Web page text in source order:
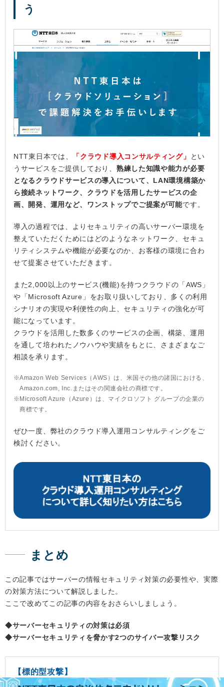
う
NTT東日本では、 「クラウド導入コンサルティング」
とい
うサービスをご提供しており、 熟練した知識や能力が必要
となるクラウドサービスの導入について、LAN環境構築か
ら接続ネットワーク、クラウドを活用したサービスの企
画、開発、運用など、ワンストップでご提案が可能です。
導入の過程では、よりセキュリティの高いサーバー環境を
整えていただくためにはどのようなネットワーク、セキュ
リティシステムや機能が必要なのか、お客様の環境に合わ
せて提案させていただきます。
また2,000以上のサービス(機能)を持つクラウドの「AWS」
や「Microsoft Azure」をお取り扱いしており、多くの利用
シナリオの実現や利便性の向上、セキュリティの強化が可
能になっています。
クラウドを活用した数多くのサービスの企画、構築、運用
を通して培われたノウハウや実績をもとに、さまざまなご
相談を承ります。
Amazon Web Services（AWS）は、米国その他の諸国における、
Amazon.com, Inc.またはその関連会社の商標です。
Microsoft Azure（Azure）は、マイクロソフト グループの企業の
商標です。
ぜひ一度、弊社のクラウド導入運用コンサルティングをご
検討ください。
まとめ
この記事ではサーバーの情報セキュリティ対策の必要性や、実際
の対策方法について解説しました。
ここで改めてこの記事の内容をおさらいしましょう。
◆サーバーセキュリティの対策は必須
◆サーバーセキュリティを脅かす2つのサイバー攻撃リスク
【標的型攻撃】